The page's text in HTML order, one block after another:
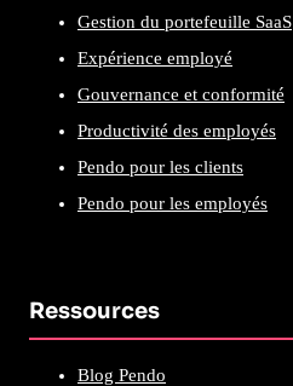
Gestion du portefeuille SaaS
Expérience employé
Gouvernance et conformité
Productivité des employés
Pendo pour les clients
Pendo pour les employés
Ressources
Blog Pendo